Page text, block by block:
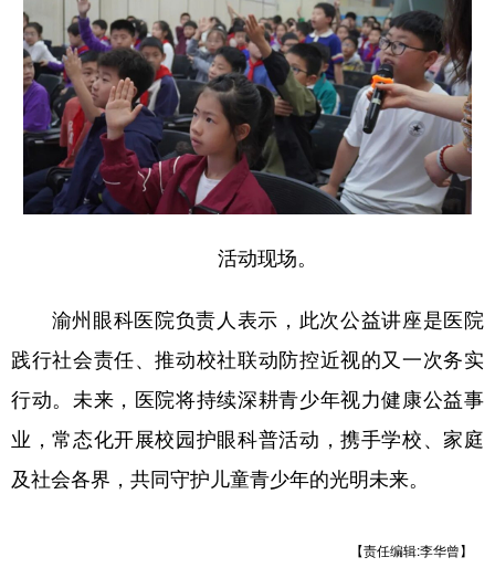
活动现场。
渝州眼科医院负责人表示，此次公益讲座是医院
践行社会责任、推动校社联动防控近视的又一次务实
行动。未来，医院将持续深耕青少年视力健康公益事
业，常态化开展校园护眼科普活动，携手学校、家庭
及社会各界，共同守护儿童青少年的光明未来。
【责任编辑:李华曾】